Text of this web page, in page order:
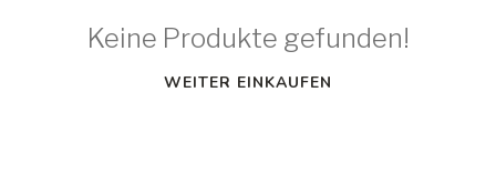
Keine Produkte gefunden!
WEITER EINKAUFEN